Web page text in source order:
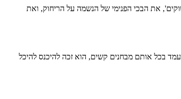
את הבכי הפנימי של הנשמה על הריחוק, ואת
בכל אותם מבחנים קשים, הוא זכה להיכנס להיכל